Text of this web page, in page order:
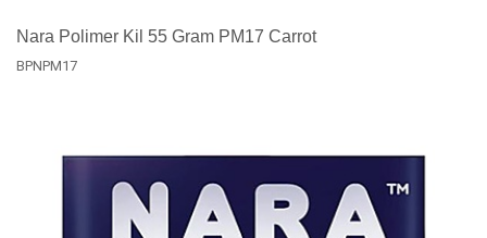
Nara Polimer Kil 55 Gram PM17 Carrot
BPNPM17